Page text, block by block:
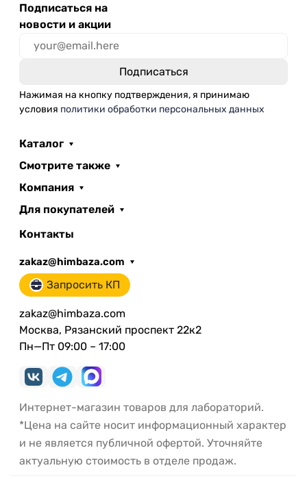
Подписаться на
новости и акции
Нажимая на кнопку подтверждения, я принимаю
условия политики обработки персональных данных
Каталог
Смотрите также
Компания
Для покупателей
Контакты
zakaz@himbaza.com
Запросить КП
zakaz@himbaza.com
Москва, Рязанский проспект 22к2
Пн—Пт 09:00 – 17:00
Интернет-магазин товаров для лабораторий.
*Цена на сайте носит информационный характер
и не является публичной офертой. Уточняйте
актуальную стоимость в отделе продаж.